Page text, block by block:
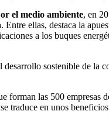
el medio ambiente, en
ellas, destaca la
a los buques
sostenible de
forman las 500 empresas
traduce en unos